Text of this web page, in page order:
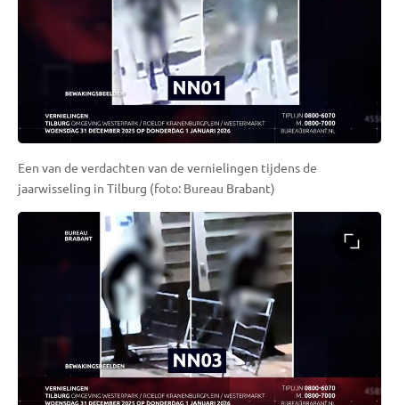
Een van de verdachten van de vernielingen tijdens de
jaarwisseling in Tilburg (foto: Bureau Brabant)